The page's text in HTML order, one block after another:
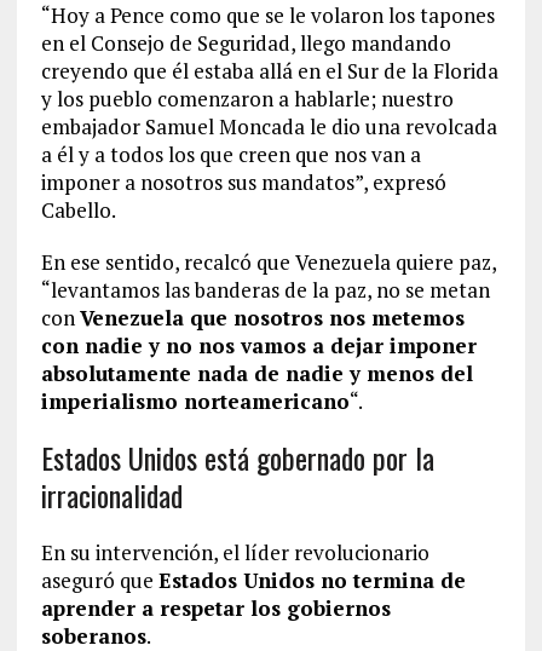
“Hoy a Pence como que se le volaron los tapones
en el Consejo de Seguridad, llego mandando
creyendo que él estaba allá en el Sur de la Florida
y los pueblo comenzaron a hablarle; nuestro
embajador Samuel Moncada le dio una revolcada
a él y a todos los que creen que nos van a
imponer a nosotros sus mandatos”, expresó
Cabello.
En ese sentido, recalcó que Venezuela quiere paz,
“levantamos las banderas de la paz, no se metan
conVenezuela que nosotros nos metemos
con nadie y no nos vamos a dejar imponer
absolutamente nada de nadie y menos del
imperialismo norteamericano“.
Estados Unidos está gobernado por la
irracionalidad
En su intervención, el líder revolucionario
aseguró que Estados Unidos no termina de
aprender a respetar los gobiernos
soberanos.